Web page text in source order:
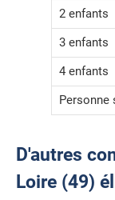
2 enfants
3 enfants
4 enfants
Personne
D'autres
Loire (49)